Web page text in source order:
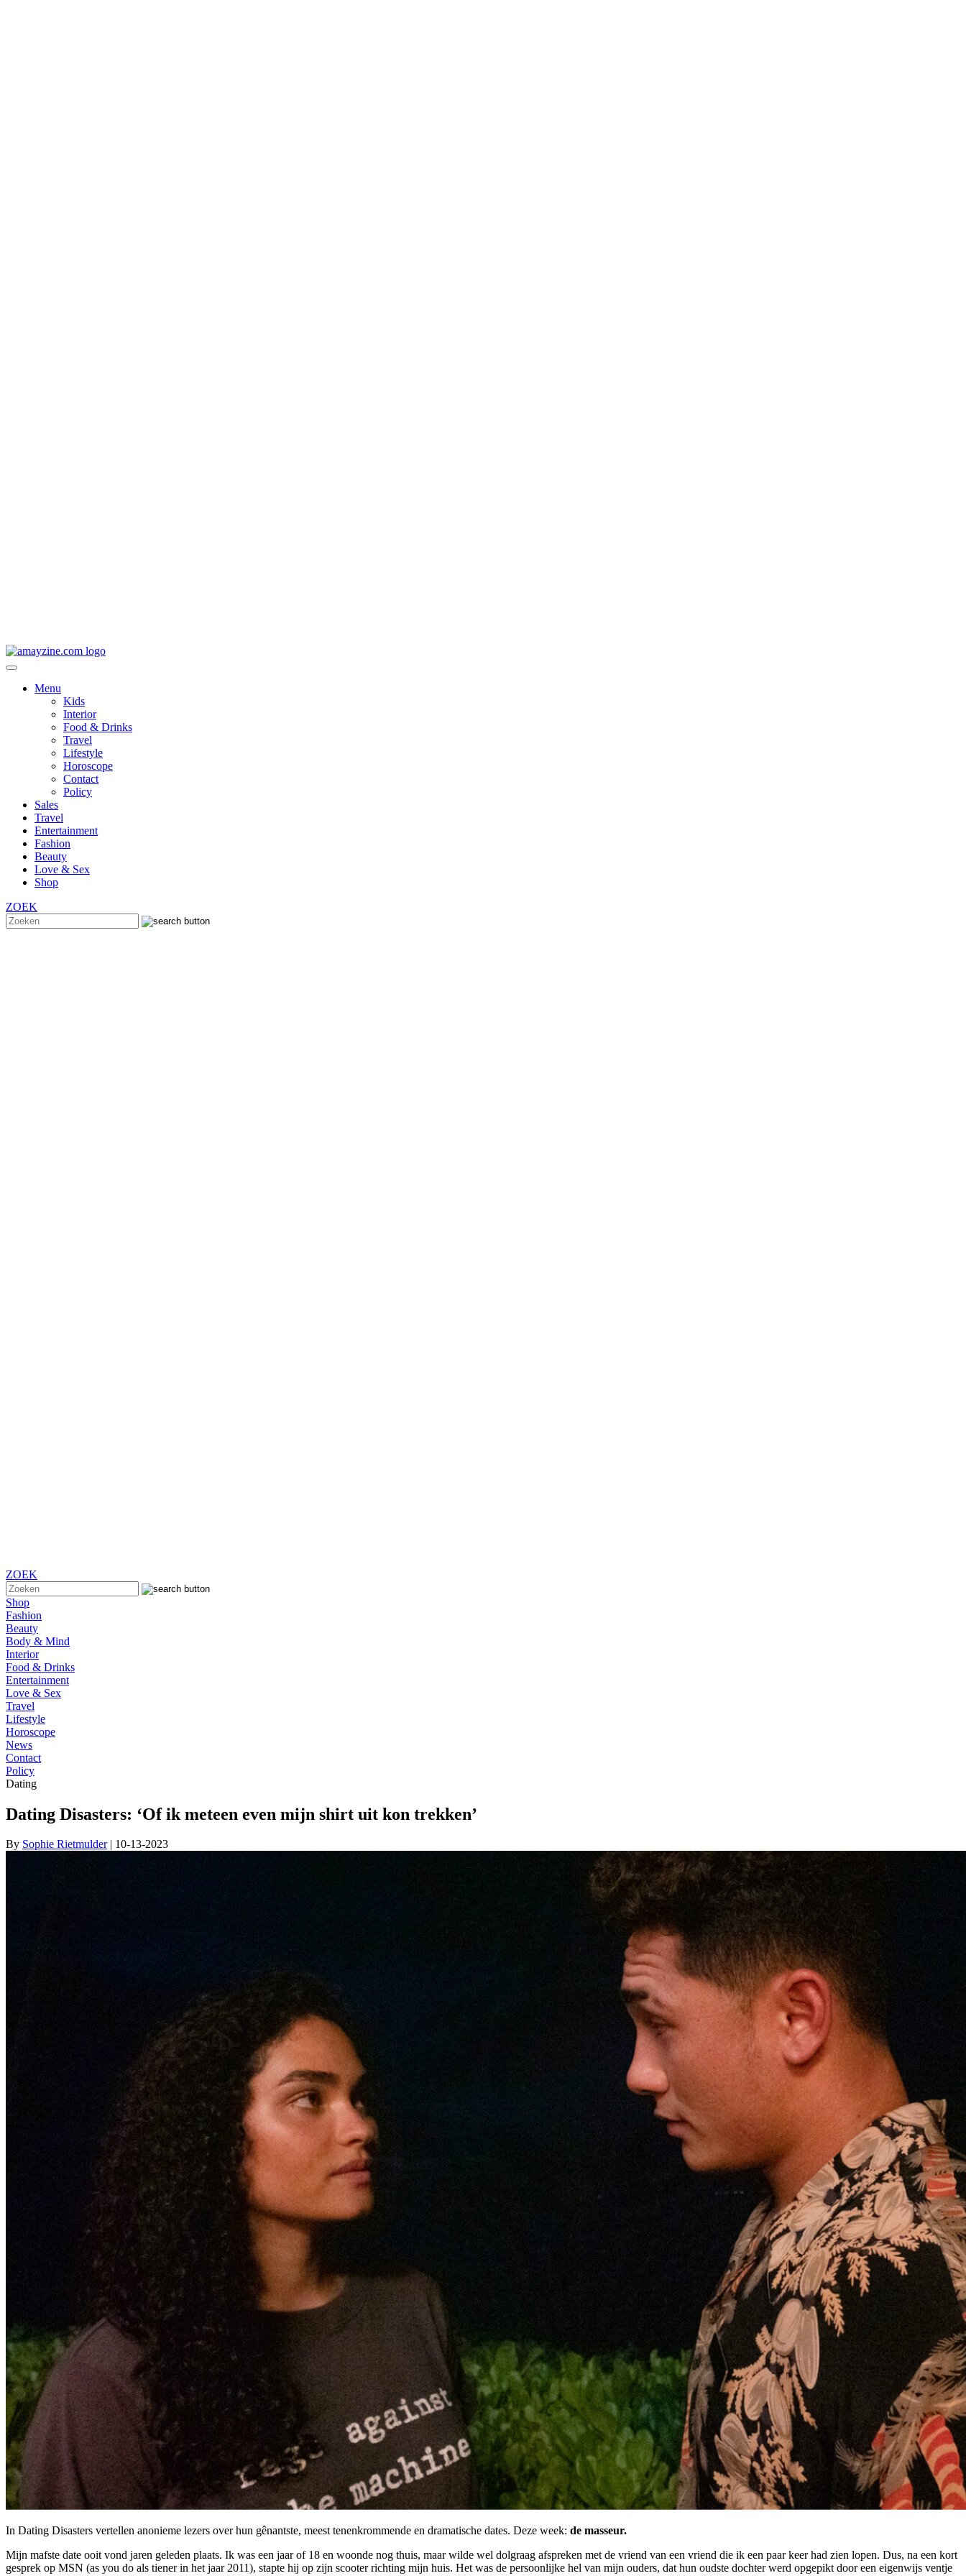
Menu
Kids
Interior
Food & Drinks
Travel
Lifestyle
Horoscope
Contact
Policy
Sales
Travel
Entertainment
Fashion
Beauty
Love & Sex
Shop
ZOEK
ZOEK
Shop
Fashion
Beauty
Body & Mind
Interior
Food & Drinks
Entertainment
Love & Sex
Travel
Lifestyle
Horoscope
News
Contact
Policy
Dating
Dating Disasters: ‘Of ik meteen even mijn shirt uit kon trekken’
By Sophie Rietmulder| 10-13-2023
In Dating Disasters vertellen anonieme lezers over hun gênantste, meest tenenkrommende en dramatische dates. Deze week: de masseur.
Mijn mafste date ooit vond jaren geleden plaats. Ik was een jaar of 18 en woonde nog thuis, maar wilde wel dolgraag afspreken met de vriend van een vriend die ik een paar keer had zien lopen. Dus, na een kort
gesprek op MSN (as you do als tiener in het jaar 2011), stapte hij op zijn scooter richting mijn huis. Het was de persoonlijke hel van mijn ouders, dat hun oudste dochter werd opgepikt door een eigenwijs ventje